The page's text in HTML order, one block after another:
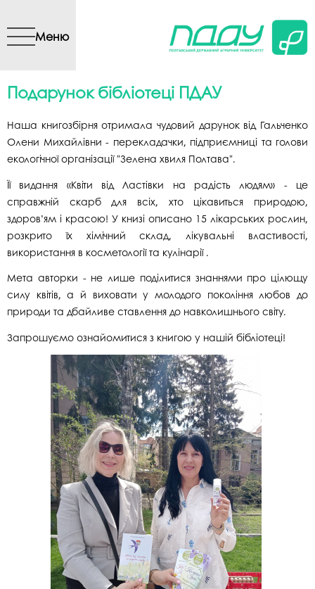
вмісту
Меню
Подарунок бібліотеці ПДАУ
Наша книгозбірня отримала чудовий дарунок від Гальченко
Олени Михайлівни - перекладачки, підприємниці та голови
екологічної організації "Зелена хвиля Полтава".
Її видання «Квіти від Ластівки на радість людям» - це
справжній скарб для всіх, хто цікавиться природою,
здоров’ям і красою! У книзі описано 15 лікарських рослин,
розкрито їх хімічний склад, лікувальні властивості,
використання в косметології та кулінарії .
Мета авторки - не лише поділитися знаннями про цілющу
силу квітів, а й виховати у молодого покоління любов до
природи та дбайливе ставлення до навколишнього світу.
Запрошуємо ознайомитися з книгою у нашій бібліотеці!